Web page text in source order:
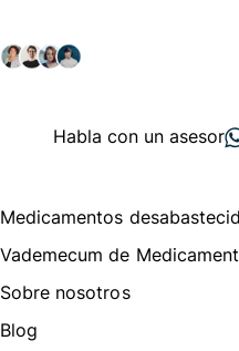
Habla con un asesor
Medicamentos
Vademecum de
Sobre nosotros
Blog